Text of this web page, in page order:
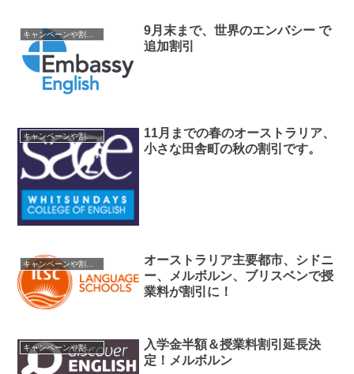
9月末まで、世界のエンバシー で
追加割引
キャンペーンや割引情報
11月までの春のオーストラリア、
小さな田舎町の秋の割引です。
オーストラリア主要都市、シドニ
ー、メルボルン、ブリスベンで授
業料が割引に！
キャンペーンや割引情報
入学金半額＆授業料割引延長決
定！メルボルン